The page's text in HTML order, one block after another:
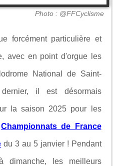
Photo : @FFCyclisme
forcément particulière et
avec en point d'orgue les
National de Saint-
dernier, il est désormais
la saison 2025 pour les
Championnats de France
du 3 au 5 janvier ! Pendant
dimanche, les meilleurs